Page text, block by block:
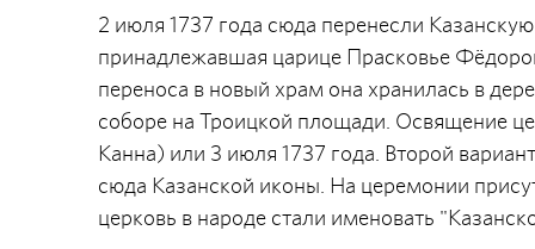
2 июля 1737 года сюда перенесли
принадлежавшая царице Прасковье
переноса в новый храм она хранилась в
соборе на Троицкой площади. Освящение
Канна) или 3 июля 1737 года. Второй
сюда Казанской иконы. На церемонии
церковь в народе стали именовать